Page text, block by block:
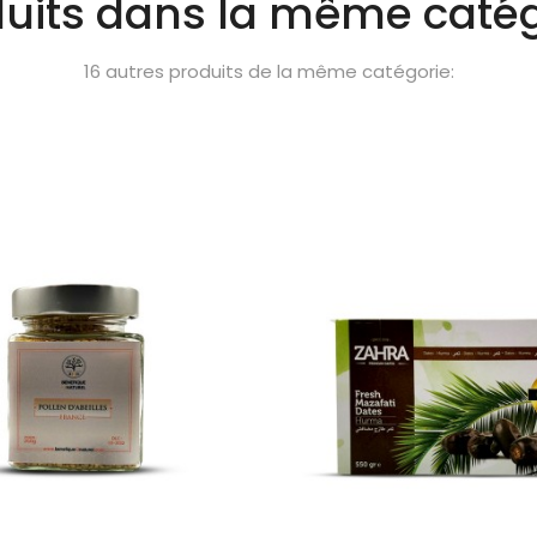
dans la même
16 autres produits de la même catégorie: